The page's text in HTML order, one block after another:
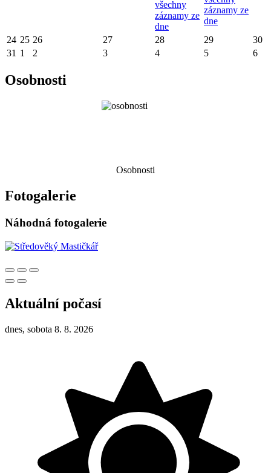
všechny
záznamy ze
dne
záznamy ze
dne
24 25 26 27 28 29
30
31 1 2 3 4 5 6
Osobnosti
Osobnosti
Fotogalerie
Náhodná fotogalerie
Aktuální počasí
dnes, sobota 8. 8. 2026